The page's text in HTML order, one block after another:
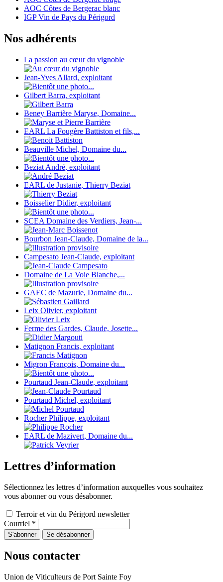
AOC Côtes de Bergerac blanc
IGP Vin de Pays du Périgord
Nos adhérents
La passion au cœur du vignoble
Jean-Yves Allard, exploitant
Gilbert Barra, exploitant
Beney Barrière Maryse, Domaine...
EARL La Fougère Battiston et fils,...
Beauville Michel, Domaine du...
Beziat André, exploitant
EARL de Justanie, Thierry Beziat
Boisselier Didier, exploitant
SCEA Domaine des Verdiers, Jean-...
Bourbon Jean-Claude, Domaine de la...
Campesato Jean-Claude, exploitant
Domaine de La Voie Blanche,...
GAEC de Mazurie, Domaine du...
Leix Olivier, exploitant
Ferme des Gardes, Claude, Josette...
Matignon Francis, exploitant
Migron François, Domaine du...
Pourtaud Jean-Claude, exploitant
Pourtaud Michel, exploitant
Rocher Philippe, exploitant
EARL de Mazivert, Domaine du...
Lettres d’information
Sélectionnez les lettres d’information auxquelles vous souhaitez
vous abonner ou vous désabonner.
Terroir et vin du Périgord newsletter
Courriel *
Nous contacter
Union de Viticulteurs de Port Sainte Foy